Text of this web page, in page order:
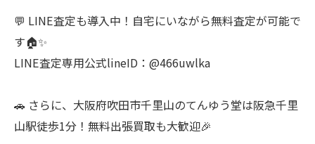
💬 LINE査定も導入中！自宅にいながら無料査定が可能で
す🏠✨
LINE査定専用公式lineID：@466uwlka
🚗 さらに、大阪府吹田市千里山のてんゆう堂は阪急千里
山駅徒歩1分！無料出張買取も大歓迎🎉